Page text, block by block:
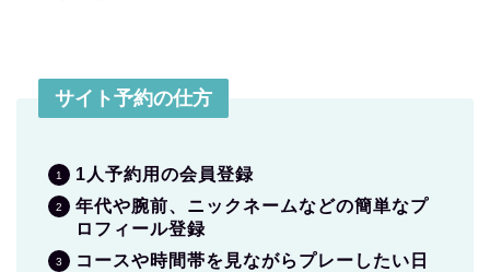
サイト予約の仕方
1人予約用の会員登録
年代や腕前、ニックネームなどの簡単なプ
ロフィール登録
コースや時間帯を見ながらプレーしたい日